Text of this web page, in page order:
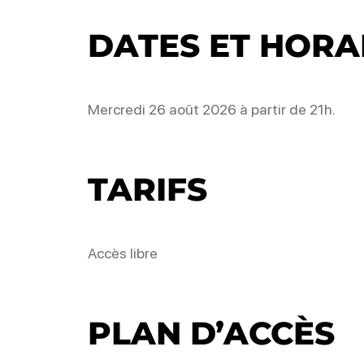
DATES ET
Mercredi 26 août 2026 à partir de 21h.
TARIFS
Accès libre
PLAN D’ACCÈS